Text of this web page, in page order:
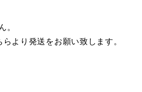
。
より発送をお願い致します。